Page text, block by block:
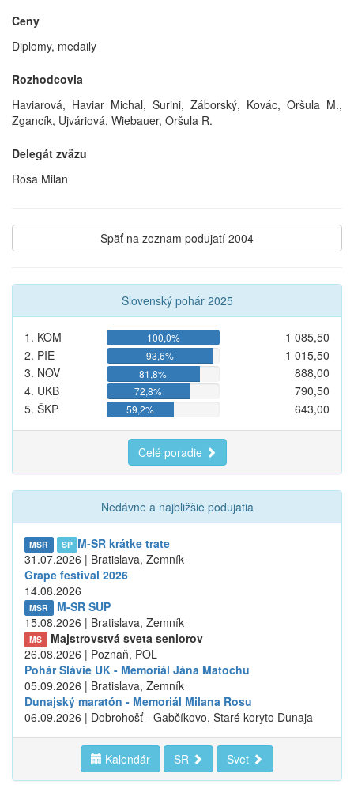
Ceny
Diplomy, medaily
Rozhodcovia
Haviarová, Haviar Michal, Surini, Záborský, Kovác, Oršula M.,
Zgancík, Ujváriová, Wiebauer, Oršula R.
Delegát zväzu
Rosa Milan
Späť na zoznam podujatí 2004
Slovenský pohár 2025
1. KOM 100,0%
1 085,50
2. PIE
93,6%
1 015,50
3. NOV
81,8%
888,00
4. UKB
72,8%
790,50
5. ŠKP
59,2% 643,00
Celé poradie
Nedávne a najbližšie podujatia
MSR SP M-SR krátke trate
31.07.2026 | Bratislava, Zemník
Grape festival 2026
14.08.2026
MSR
M-SR SUP
15.08.2026 | Bratislava, Zemník
MS
Majstrovstvá sveta seniorov
26.08.2026 | Poznaň, POL
Pohár Slávie UK - Memoriál Jána Matochu
05.09.2026 | Bratislava, Zemník
Dunajský maratón - Memoriál Milana Rosu
06.09.2026 | Dobrohošť - Gabčíkovo, Staré koryto Dunaja
Kalendár SR Svet